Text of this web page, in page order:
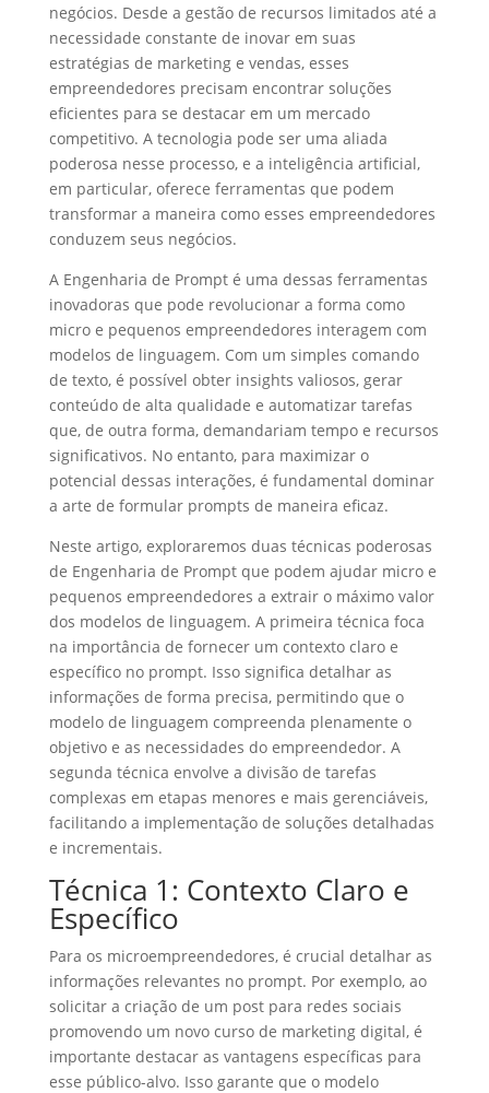
negócios. Desde a gestão de recursos limitados até a
necessidade constante de inovar em suas
estratégias de marketing e vendas, esses
empreendedores precisam encontrar soluções
eficientes para se destacar em um mercado
competitivo. A tecnologia pode ser uma aliada
poderosa nesse processo, e a inteligência artificial,
em particular, oferece ferramentas que podem
transformar a maneira como esses empreendedores
conduzem seus negócios.
A Engenharia de Prompt é uma dessas ferramentas
inovadoras que pode revolucionar a forma como
micro e pequenos empreendedores interagem com
modelos de linguagem. Com um simples comando
de texto, é possível obter insights valiosos, gerar
conteúdo de alta qualidade e automatizar tarefas
que, de outra forma, demandariam tempo e recursos
significativos. No entanto, para maximizar o
potencial dessas interações, é fundamental dominar
a arte de formular prompts de maneira eficaz.
Neste artigo, exploraremos duas técnicas poderosas
de Engenharia de Prompt que podem ajudar micro e
pequenos empreendedores a extrair o máximo valor
dos modelos de linguagem. A primeira técnica foca
na importância de fornecer um contexto claro e
específico no prompt. Isso significa detalhar as
informações de forma precisa, permitindo que o
modelo de linguagem compreenda plenamente o
objetivo e as necessidades do empreendedor. A
segunda técnica envolve a divisão de tarefas
complexas em etapas menores e mais gerenciáveis,
facilitando a implementação de soluções detalhadas
e incrementais.
Técnica 1: Contexto Claro e
Específico
Para os microempreendedores, é crucial detalhar as
informações relevantes no prompt. Por exemplo, ao
solicitar a criação de um post para redes sociais
promovendo um novo curso de marketing digital, é
importante destacar as vantagens específicas para
esse público-alvo. Isso garante que o modelo